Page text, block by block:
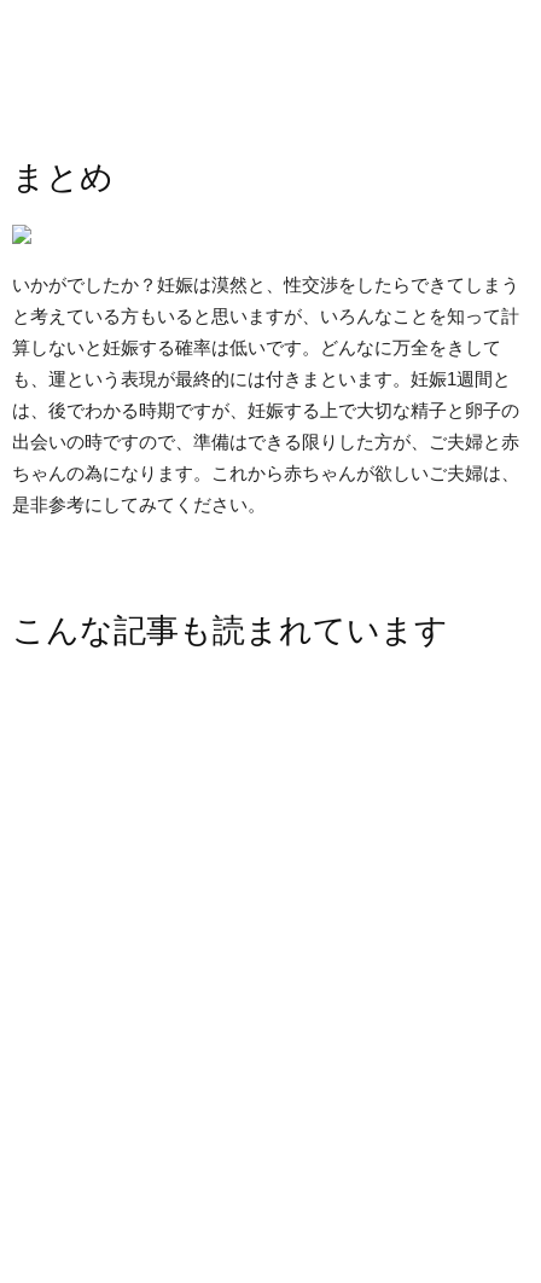
まとめ
いかがでしたか？妊娠は漠然と、性交渉をしたらできてしまう
と考えている方もいると思いますが、いろんなことを知って計
算しないと妊娠する確率は低いです。どんなに万全をきして
も、運という表現が最終的には付きまといます。妊娠1週間と
は、後でわかる時期ですが、妊娠する上で大切な精子と卵子の
出会いの時ですので、準備はできる限りした方が、ご夫婦と赤
ちゃんの為になります。これから赤ちゃんが欲しいご夫婦は、
是非参考にしてみてください。
こんな記事も読まれています